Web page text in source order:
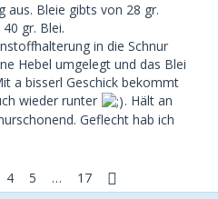
aus. Bleie gibts von 28 gr.
gr. Blei.
in die Schnur
Hebel umgelegt und das Blei
a bisserl Geschick bekommt
wieder runter
. Hält an
Geflecht hab ich
4 5 … 17